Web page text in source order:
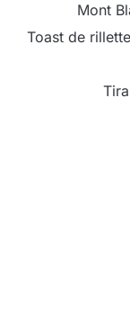
Mont
Toast de